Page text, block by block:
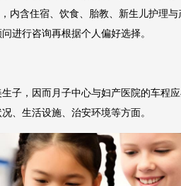
内含住宿、饮食、胎教、新生儿护理
进行咨询再根据个人偏好选择。
子，因而月子中心与妇产医院的车程
、生活设施、治安环境等方面。